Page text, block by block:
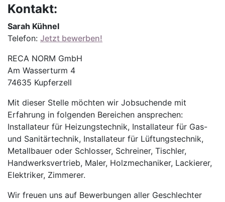
Kontakt:
Sarah Kühnel
Telefon: Jetzt bewerben!
RECA NORM GmbH
Am Wasserturm 4
74635 Kupferzell
Mit dieser Stelle möchten wir Jobsuchende mit
Erfahrung in folgenden Bereichen ansprechen:
Installateur für Heizungstechnik, Installateur für Gas-
und Sanitärtechnik, Installateur für Lüftungstechnik,
Metallbauer oder Schlosser, Schreiner, Tischler,
Handwerksvertrieb, Maler, Holzmechaniker, Lackierer,
Elektriker, Zimmerer.
Wir freuen uns auf Bewerbungen aller Geschlechter